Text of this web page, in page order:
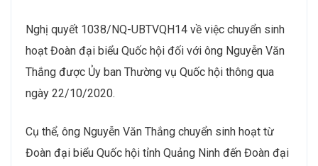
Nghị quyết 1038/NQ-UBTVQH14 về việc chuyển sinh
hoạt Đoàn đại biểu Quốc hội đối với ông Nguyễn Văn
Thắng được Ủy ban Thường vụ Quốc hội thông qua
ngày 22/10/2020.
Cụ thể, ông Nguyễn Văn Thắng chuyển sinh hoạt từ
Đoàn đại biểu Quốc hội tỉnh Quảng Ninh đến Đoàn đại